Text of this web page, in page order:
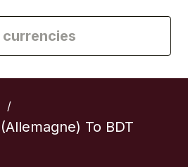
/
To BDT